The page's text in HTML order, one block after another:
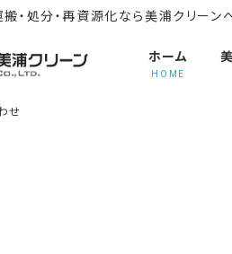
・処分・再資源化なら美浦クリーン
ホーム
HOME
せ